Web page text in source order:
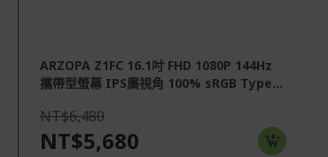
ARZOPA Z1FC 16.1吋 FHD 1080P 144Hz
攜帶型螢幕 IPS廣視角 100% sRGB Type...
NT$6,480
NT$5,680